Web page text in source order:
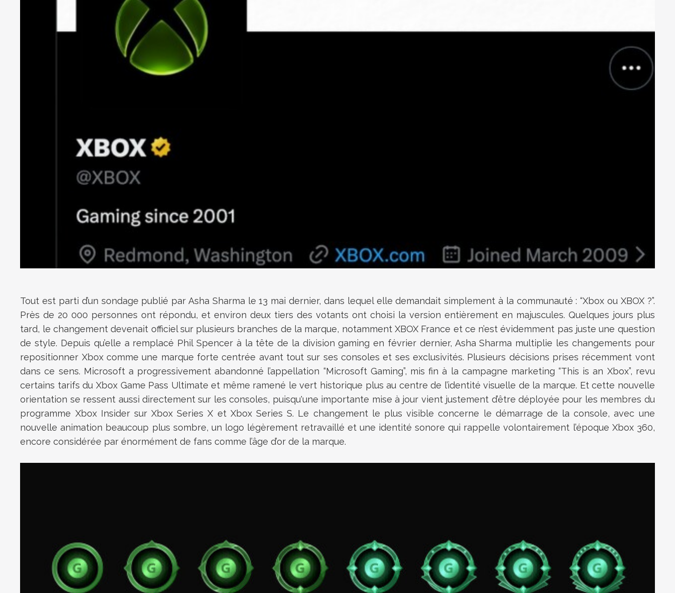
Tout est parti d’un sondage publié par Asha Sharma le 13 mai dernier, dans lequel elle demandait simplement à la communauté : “Xbox ou XBOX ?”.
Près de 20 000 personnes ont répondu, et environ deux tiers des votants ont choisi la version entièrement en majuscules. Quelques jours plus
tard, le changement devenait officiel sur plusieurs branches de la marque, notamment XBOX France et ce n’est évidemment pas juste une question
de style. Depuis qu’elle a remplacé Phil Spencer à la tête de la division gaming en février dernier, Asha Sharma multiplie les changements pour
repositionner Xbox comme une marque forte centrée avant tout sur ses consoles et ses exclusivités. Plusieurs décisions prises récemment vont
dans ce sens. Microsoft a progressivement abandonné l’appellation “Microsoft Gaming”, mis fin à la campagne marketing “This is an Xbox”, revu
certains tarifs du Xbox Game Pass Ultimate et même ramené le vert historique plus au centre de l’identité visuelle de la marque. Et cette nouvelle
orientation se ressent aussi directement sur les consoles, puisqu'une importante mise à jour vient justement d’être déployée pour les membres du
programme Xbox Insider sur Xbox Series X et Xbox Series S. Le changement le plus visible concerne le démarrage de la console, avec une
nouvelle animation beaucoup plus sombre, un logo légèrement retravaillé et une identité sonore qui rappelle volontairement l’époque Xbox 360,
encore considérée par énormément de fans comme l’âge d’or de la marque.